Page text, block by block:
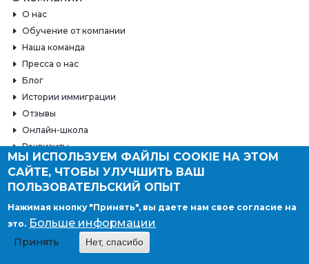
О нас
Обучение от компании
Наша команда
Пресса о нас
Блог
Истории иммиграции
Отзывы
Онлайн-школа
Реквизиты
Контакты
Узнать больше
МЫ ИСПОЛЬЗУЕМ ФАЙЛЫ COOKIE НА ЭТОМ
САЙТЕ, ЧТОБЫ УЛУЧШИТЬ ВАШ
ПОЛЬЗОВАТЕЛЬСКИЙ ОПЫТ
Нажимая кнопку "Принять", вы даете нам свое согласие на
это. Больше информации
Принять Нет, спасибо